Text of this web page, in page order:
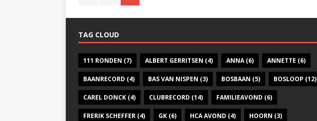
TAG CLOUD
111 RONDEN (7) ALBERT GERRITSEN (4) ANNA(6) ANNETTE (6)
BAANRECORD (4) BAS VAN NISPEN (3) BOSBAAN (5) BOSLOOP (12)
CAREL DONCK (4) CLUBRECORD (14) FAMILIEAVOND (6)
FRERIK SCHEFFER (4) GK (6) HCA AVOND (4) HOORN (3)